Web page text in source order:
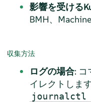
影響を受ける
BMH、
収集方法
ログの場合: コ
イレクトしま
journalctl